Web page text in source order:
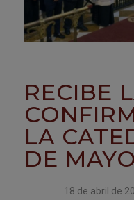
RECIBE
LA
DE MAYO
18 de abril de